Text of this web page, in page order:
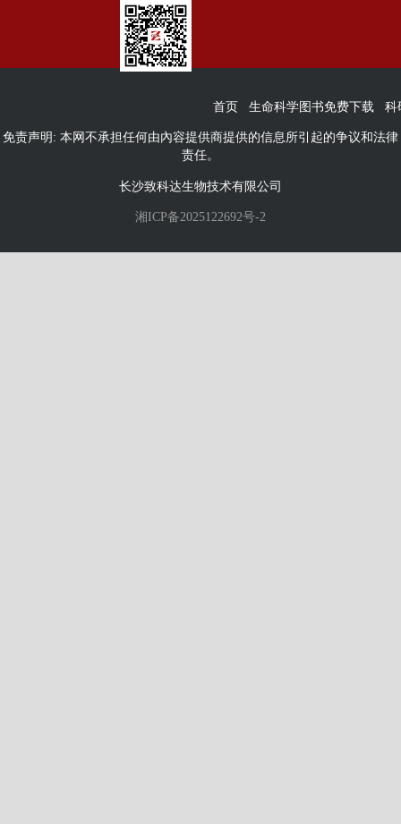
首页 生命科学图书免费下载 科
免责声明: 本网不承担任何由內容提供商提供的信息所引起的争议和法律
责任。
长沙致科达生物技术有限公司
湘ICP备2025122692号-2